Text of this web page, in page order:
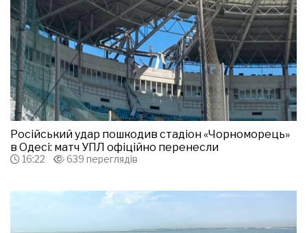
Російський удар пошкодив стадіон «Чорноморець»
в Одесі: матч УПЛ офіційно перенесли
16:22 639 переглядів